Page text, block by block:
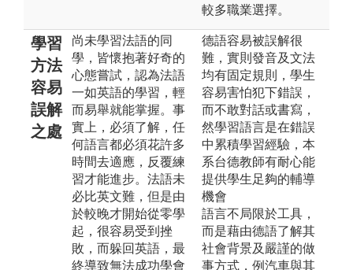
較多職業選擇。
學習
方法
容易
誤解
之處
尚未學習法語的同
學，皆懷抱著好奇的
心態嘗試，認為法語
一如英語的學習，輕
而易舉就能掌握。事
實上，必須了解，任
何語言都必須花許多
時間去適應，反覆練
習才能進步。法語未
必比英文難，但是由
於較晚才開始從零學
起，很容易受到挫
敗，而躲回英語，最
終導致無法成功學會
德語容易被誤解很
難，實則發音及文法
均有固定規則，學生
容易害怕犯下錯誤，
而不敢對話或書寫，
然學習語言是在錯誤
中累積學習經驗，本
系台德教師有耐心能
提供學生足夠的輔導
機會
語言不局限於工具，
而是藉由德語了解其
社會背景及嚴謹的做
事方式，例汽車與其